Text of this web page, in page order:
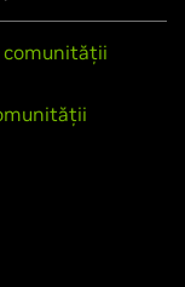
comunității